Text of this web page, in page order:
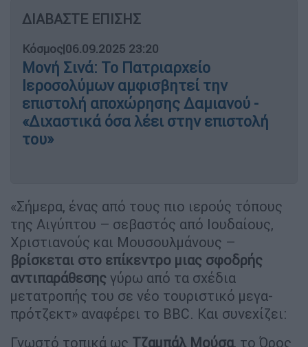
ΔΙΑΒΑΣΤΕ ΕΠΙΣΗΣ
Κόσμος|06.09.2025 23:20
Μονή Σινά: Το Πατριαρχείο
Ιεροσολύμων αμφισβητεί την
επιστολή αποχώρησης Δαμιανού -
«Διχαστικά όσα λέει στην επιστολή
του»
«Σήμερα, ένας από τους πιο ιερούς τόπους
της Αιγύπτου – σεβαστός από Ιουδαίους,
Χριστιανούς και Μουσουλμάνους –
βρίσκεται στο επίκεντρο μιας σφοδρής
αντιπαράθεσης γύρω από τα σχέδια
μετατροπής του σε νέο τουριστικό μεγα-
πρότζεκτ» αναφέρει το BBC. Και συνεχίζει:
Γνωστό τοπικά ως Τζαμπάλ Μούσα, το Όρος